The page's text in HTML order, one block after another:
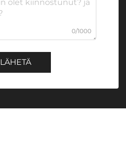
0/1000
LÄHETÄ